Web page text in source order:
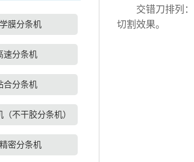
膜分条机
速分条机
合分条机
不干胶分条机）
密分条机
交错刀排列：
切割效果。